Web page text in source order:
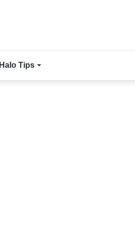
Halo Tips